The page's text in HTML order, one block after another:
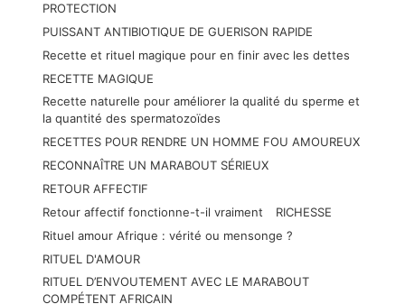
PROTECTION
PUISSANT ANTIBIOTIQUE DE GUERISON RAPIDE
Recette et rituel magique pour en finir avec les dettes
RECETTE MAGIQUE
Recette naturelle pour améliorer la qualité du sperme et
la quantité des spermatozoïdes
RECETTES POUR RENDRE UN HOMME FOU AMOUREUX
RECONNAÎTRE UN MARABOUT SÉRIEUX
RETOUR AFFECTIF
Retour affectif fonctionne-t-il vraiment
RICHESSE
Rituel amour Afrique : vérité ou mensonge ?
RITUEL D'AMOUR
RITUEL D’ENVOUTEMENT AVEC LE MARABOUT
COMPÉTENT AFRICAIN